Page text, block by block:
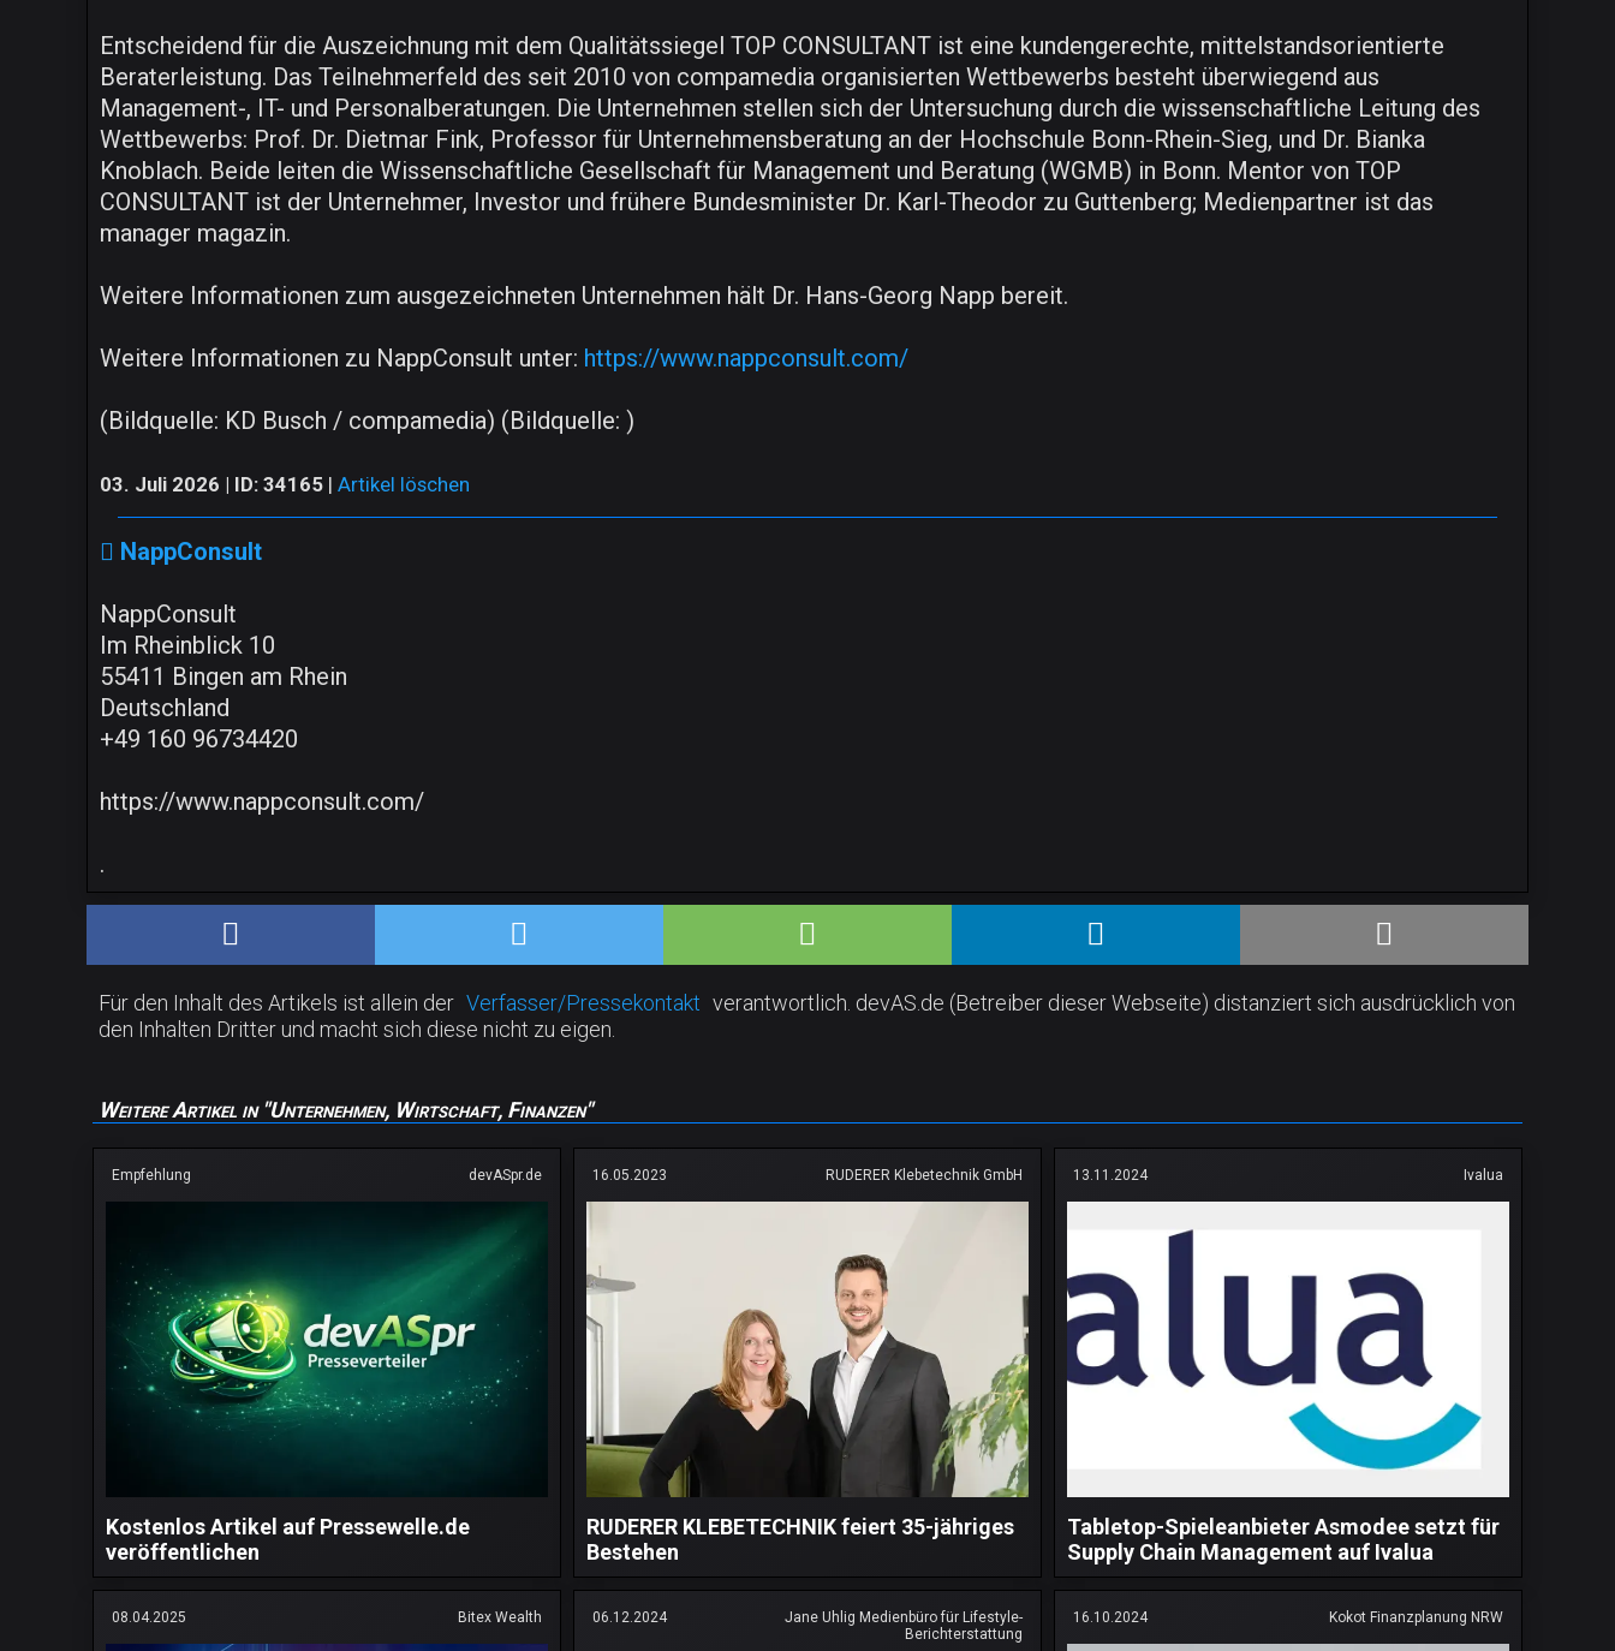
Entscheidend für die Auszeichnung mit dem Qualitätssiegel TOP CONSULTANT ist eine kundengerechte, mittelstandsorientierte
Beraterleistung. Das Teilnehmerfeld des seit 2010 von compamedia organisierten Wettbewerbs besteht überwiegend aus
Management-, IT- und Personalberatungen. Die Unternehmen stellen sich der Untersuchung durch die wissenschaftliche Leitung des
Wettbewerbs: Prof. Dr. Dietmar Fink, Professor für Unternehmensberatung an der Hochschule Bonn-Rhein-Sieg, und Dr. Bianka
Knoblach. Beide leiten die Wissenschaftliche Gesellschaft für Management und Beratung (WGMB) in Bonn. Mentor von TOP
CONSULTANT ist der Unternehmer, Investor und frühere Bundesminister Dr. Karl-Theodor zu Guttenberg; Medienpartner ist das
manager magazin.
Weitere Informationen zum ausgezeichneten Unternehmen hält Dr. Hans-Georg Napp bereit.
Weitere Informationen zu NappConsult unter: https://www.nappconsult.com/
(Bildquelle: KD Busch / compamedia) (Bildquelle: )
03. Juli 2026 | ID: 34165 Artikel löschen
NappConsult
NappConsult
Im Rheinblick 10
55411 Bingen am Rhein
Deutschland
+49 160 96734420
https://www.nappconsult.com/
.
Für den Inhalt des Artikels ist allein der Verfasser/Pressekontakt verantwortlich. devAS.de (Betreiber dieser Webseite) distanziert sich ausdrücklich von
den Inhalten Dritter und macht sich diese nicht zu eigen.
Weitere Artikel in "Unternehmen, Wirtschaft, Finanzen"
Empfehlung devASpr.de
Kostenlos Artikel auf Pressewelle.de
veröffentlichen
16.05.2023 RUDERER Klebetechnik GmbH
RUDERER KLEBETECHNIK feiert 35-jähriges
Bestehen
13.11.2024 Ivalua
Tabletop-Spieleanbieter Asmodee setzt für
Supply Chain Management auf Ivalua
08.04.2025 Bitex Wealth 06.12.2024
Jane Uhlig Medienbüro für Lifestyle-
Berichterstattung
16.10.2024 Kokot Finanzplanung NRW